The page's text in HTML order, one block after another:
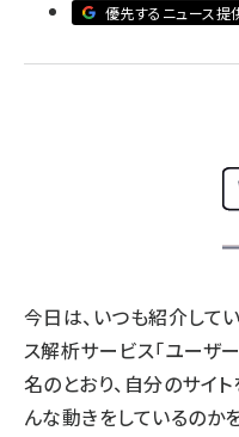
llmo (1160)
優先するニュース提
今日は、いつも紹介して
ス解析サービス「ユーザ
名のとおり、自分のサイ
んな動きをしているのか